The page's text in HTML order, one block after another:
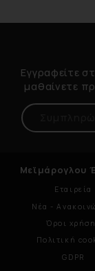
Εγγραφείτε
μαθαίνετε
Μεϊμάρογλου
Εταιρεία
Νέα -
Όροι
Πολιτική
GDPR